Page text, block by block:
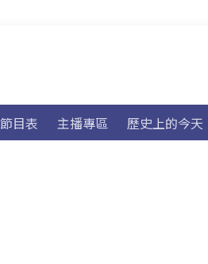
節目表 主播專區 歷史上的今天